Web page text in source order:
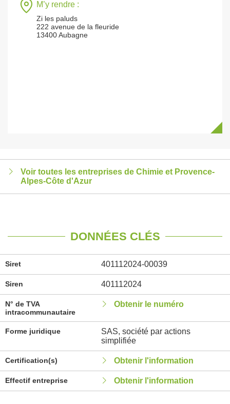
M’y rendre :
Zi les paluds
222 avenue de la fleuride
13400 Aubagne
Voir toutes les entreprises de Chimie et Provence-
Alpes-Côte d'Azur
DONNÉES CLÉS
Siret 401112024-00039
Siren 401112024
N° de TVA
intracommunautaire
Obtenir le numéro
Forme juridique
SAS, société par actions
simplifiée
Certification(s) Obtenir l'information
Effectif entreprise Obtenir l'information